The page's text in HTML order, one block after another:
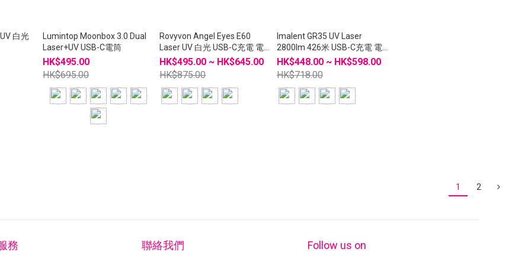
白光
Lumintop Moonbox 3.0 Dual
Laser+UV USB-C電筒
HK$495.00
HK$695.00
Rovyvon Angel Eyes E60
Laser UV 白光 USB-C充電 電
筒筆 電筒
HK$495.00 ~ HK$645.00
HK$875.00
Imalent GR35 UV Laser
2800lm 426米 USB-C充電 電
筒
HK$448.00 ~ HK$598.00
HK$718.00
1 2
務 聯絡我們 Follow us on